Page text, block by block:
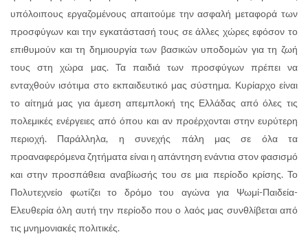
υπόλοιπους εργαζομένους απαιτούμε την ασφαλή μεταφορά των
προσφύγων και την εγκατάστασή τους σε άλλες χώρες εφόσον το
επιθυμούν και τη δημιουργία των βασικών υποδομών για τη ζωή
τους στη χώρα μας. Τα παιδιά των προσφύγων πρέπει να
ενταχθούν ισότιμα στο εκπαιδευτικό μας σύστημα. Κυρίαρχο είναι
το αίτημά μας για άμεση απεμπλοκή της Ελλάδας από όλες τις
πολεμικές ενέργειες από όπου και αν προέρχονται στην ευρύτερη
περιοχή. Παράλληλα, η συνεχής πάλη μας σε όλα τα
προαναφερόμενα ζητήματα είναι η απάντηση ενάντια στον φασισμό
και στην προσπάθεια αναβίωσής του σε μια περίοδο κρίσης. Το
Πολυτεχνείο φωτίζει το δρόμο του αγώνα για Ψωμί-Παιδεία-
Ελευθερία όλη αυτή την περίοδο που ο λαός μας συνθλίβεται από
τις μνημονιακές πολιτικές.